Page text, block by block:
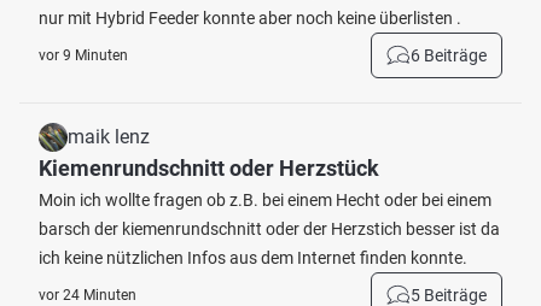
nur mit Hybrid Feeder konnte aber noch keine überlisten .
vor 9 Minuten 6 Beiträge
maik lenz
Kiemenrundschnitt oder Herzstück
Moin ich wollte fragen ob z.B. bei einem Hecht oder bei einem
barsch der kiemenrundschnitt oder der Herzstich besser ist da
ich keine nützlichen Infos aus dem Internet finden konnte.
vor 24 Minuten 5 Beiträge